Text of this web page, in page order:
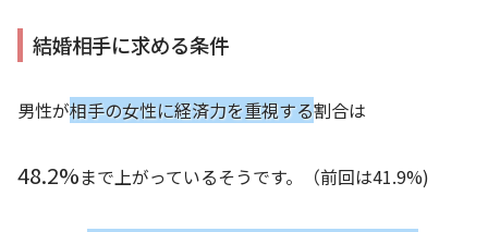
結婚相手に求める条件
男性が相手の女性に経済力を重視する割合は
48.2%まで上がっているそうです。（前回は41.9%)